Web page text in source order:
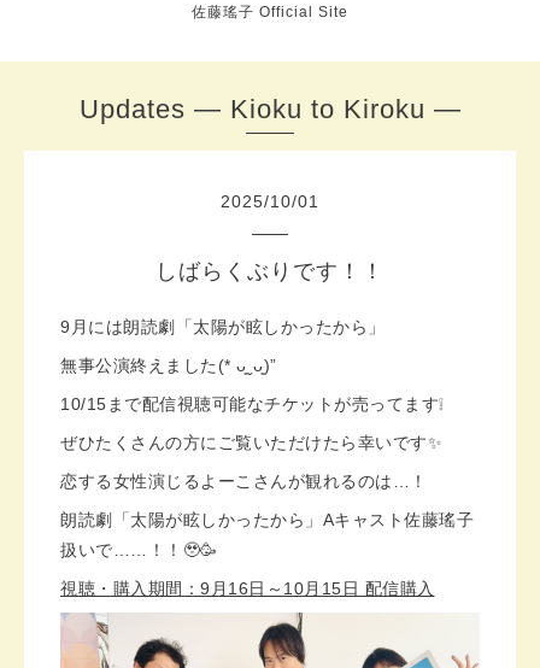
佐藤瑤子 Official Site
Updates — Kioku to Kiroku —
2025/10/01
しばらくぶりです！！
9月には朗読劇「太陽が眩しかったから」
無事公演終えました(* ᴗ͈ˬᴗ͈)”
10/15まで配信視聴可能なチケットが売ってます❕
ぜひたくさんの方にご覧いただけたら幸いです✨
恋する女性演じるよーこさんが観れるのは…！
朗読劇「太陽が眩しかったから」Aキャスト佐藤瑤子
扱いで……！！🥹🥳
視聴・購入期間：9月16日～10月15日 配信購入